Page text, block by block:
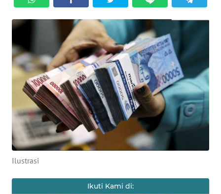
Ilustrasi
Ikuti Kami di:
EKUIN
SAINS-TEKNO
KESEHATAN
INTERNASIONAL
SERBA-SERBI
PENDIDIKAN